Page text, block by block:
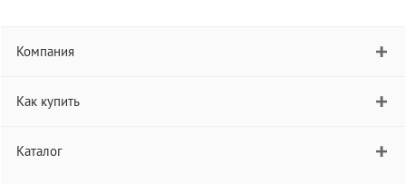
Компания
Как купить
Каталог